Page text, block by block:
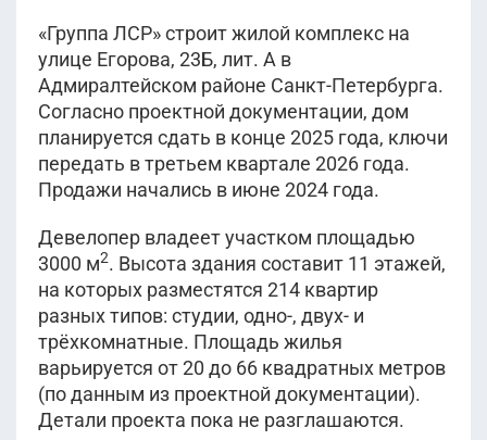
«Группа ЛСР» строит жилой комплекс на
улице Егорова, 23Б, лит. А в
Адмиралтейском районе Санкт-Петербурга.
Согласно проектной документации, дом
планируется сдать в конце 2025 года, ключи
передать в третьем квартале 2026 года.
Продажи начались в июне 2024 года.
Девелопер владеет участком площадью
3000 м2. Высота здания составит 11 этажей,
на которых разместятся 214 квартир
разных типов: студии, одно-, двух- и
трёхкомнатные. Площадь жилья
варьируется от 20 до 66 квадратных метров
(по данным из проектной документации).
Детали проекта пока не разглашаются.